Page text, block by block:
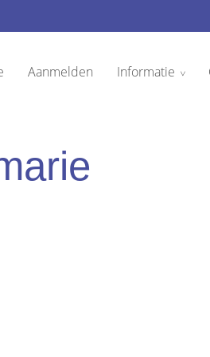
Aanmelden Informatie